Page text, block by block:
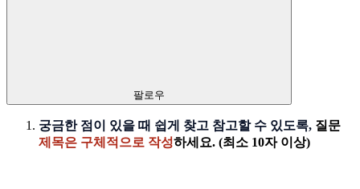
팔로우
궁금한 점이 있을 때 쉽게 찾고 참고할 수 있도록, 질문
제목은 구체적으로 작성하세요. (최소 10자 이상)